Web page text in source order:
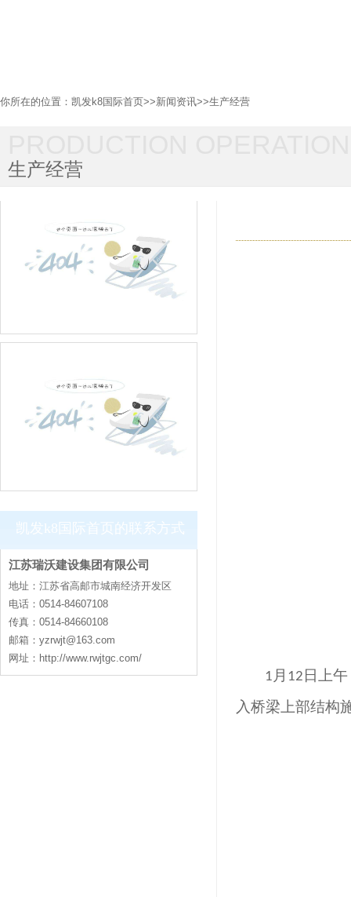
你所在的位置： 凯发k8国际首页>>新闻资讯>>生产经营
生产经营
凯发k8国际首页的联系方式
contact
江苏瑞沃建设集团有限公司
地址：江苏省高邮市城南经济开发区
电话：0514-84607108
传真：0514-84660108
邮箱： yzrwjt@163.com
网址：http://www.rwjtgc.com/
1 月 12 日上
入桥梁上部结构